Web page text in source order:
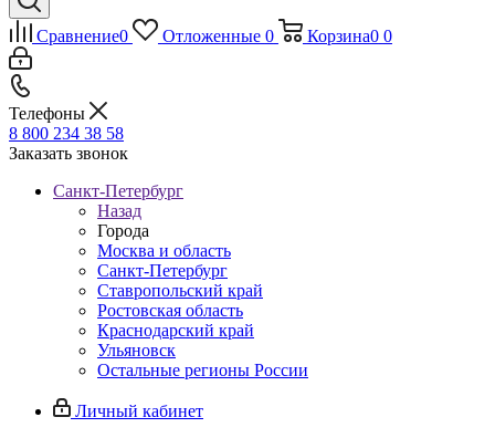
Сравнение0 Отложенные 0 Корзина0 0
Телефоны
8 800 234 38 58
Заказать звонок
Санкт-Петербург
Назад
Города
Москва и область
Санкт-Петербург
Ставропольский край
Ростовская область
Краснодарский край
Ульяновск
Остальные регионы России
Личный кабинет